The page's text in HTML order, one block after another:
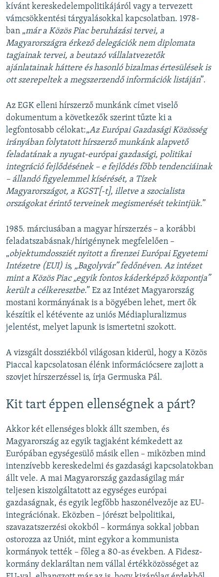
kívánt kereskedelempolitikájáról vagy a tervezett
vámcsökkentési tárgyalásokkal kapcsolatban. 1978-
ban „már a Közös Piac beruházási tervei, a
Magyarországra érkező delegációk nem diplomata
tagjainak tervei, a beutazó vállalatvezetők
ajánlatainak háttere és hasonló bizalmas értesülések is
ott szerepeltek a megszerzendő információk listáján”.
Az EGK elleni hírszerző munkánk címet viselő
dokumentum a következők szerint tűzte ki a
legfontosabb célokat:„Az Európai Gazdasági Közösség
irányában folytatott hírszerző munkánk alapvető
feladatának a nyugat-európai gazdasági, politikai
integráció fejlődésének – e fejlődés főbb tendenciáinak
– állandó figyelemmel kísérését, a Tízek
Magyarországot, a KGST[-t], illetve a szocialista
országokat érintő terveinek megismerését tekintjük.”
1985. márciusában a magyar hírszerzés – a korábbi
feladatszabásnak/hírigénynek megfelelően –
„objektumdossziét nyitott a firenzei Európai Egyetemi
Intézetre (EUI) is, „Bagolyvár” fedőnéven. Az intézet
mint a Közös Piac „egyik fontos káderképző központja”
került a célkeresztbe.” Ez az Intézet Magyarország
mostani kormányának is a bögyében lehet, mert ők
készítik el kétévente az uniós Médiapluralizmus
jelentést, melyet lapunk is ismertetni szokott.
A vizsgált dossziékból világosan kiderül, hogy a Közös
Piaccal kapcsolatosan élénk információcsere zajlott a
szovjet hírszerzéssel is, írja Germuska Pál.
Kit tart éppen ellenségnek a párt?
Akkor két ellenséges blokk állt szemben, és
Magyarország az egyik tagjaként kémkedett az
Európában egységesülő másik ellen – miközben mind
intenzívebb kereskedelmi és gazdasági kapcsolatokban
állt vele. A mai Magyarország gazdaságilag már
teljesen kiszolgáltatott az egységes európai
gazdaságnak, és egyik legfőbb haszonélvezője az EU-
integrációnak. Eközben – jórészt belpolitikai,
szavazatszerzési okokból – kormánya sokkal jobban
ostorozza az Uniót, mint egykor a kommunista
kormányok tették – főleg a 80-as években. A Fidesz-
kormány deklaráltan nem vállal értékközösséget az